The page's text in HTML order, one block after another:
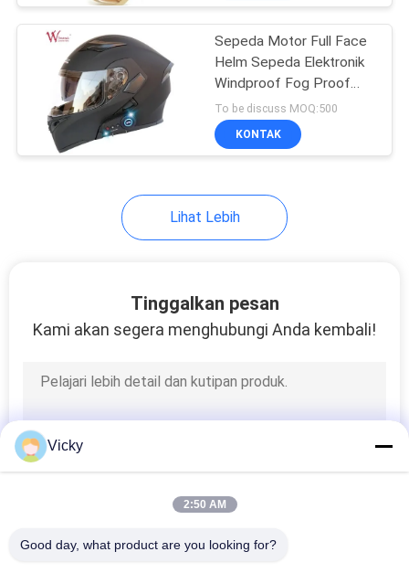
Lebih Banyak
Produk Panas
Sepeda Motor Full Face
Helm Sepeda Elektronik
Windproof Fog Proof
Dengan Ventilasi yang
Bisa Disesuaikan
To be discuss MOQ:500
KONTAK
Lihat Lebih
Tinggalkan pesan
Kami akan segera menghubungi Anda kembali!
Vicky
2:50 AM
Good day, what product are you looking for?